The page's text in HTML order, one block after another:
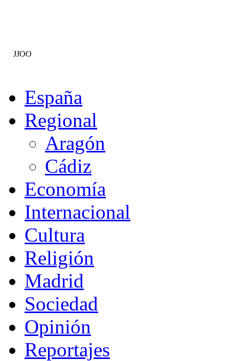
JJOO
España
Regional
Aragón
Cádiz
Economía
Internacional
Cultura
Religión
Madrid
Sociedad
Opinión
Reportajes